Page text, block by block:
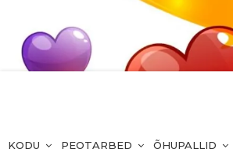
KODU PEOTARBED ÕHUPALLID